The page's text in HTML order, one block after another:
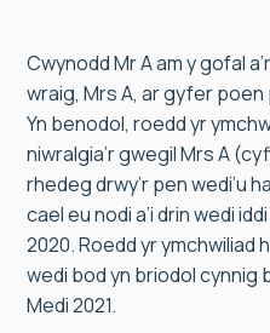
Cwynodd Mr A am y gofal
wraig, Mrs A, ar gyfer poen
Yn benodol, roedd yr
niwralgia’r gwegil Mrs A
rhedeg drwy’r pen wedi’u
cael eu nodi a’i drin wedi
2020. Roedd yr ymchwiliad
wedi bod yn briodol cynnig
Medi 2021.